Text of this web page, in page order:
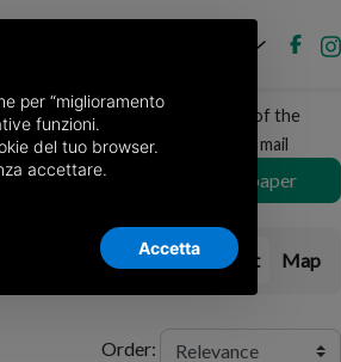
Receive a copy of the
newspaper by mail
Choose newspaper
List Map
Order:
per “miglioramento
funzioni.
del tuo browser.
accettare.
Accetta